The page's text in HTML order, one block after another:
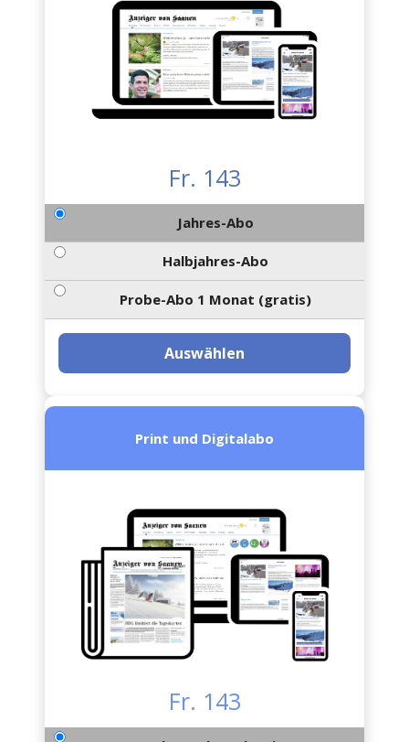
Fr. 143
Jahres-Abo
Halbjahres-Abo
Probe-Abo 1 Monat (gratis)
Auswählen
Print und Digitalabo
Fr. 143